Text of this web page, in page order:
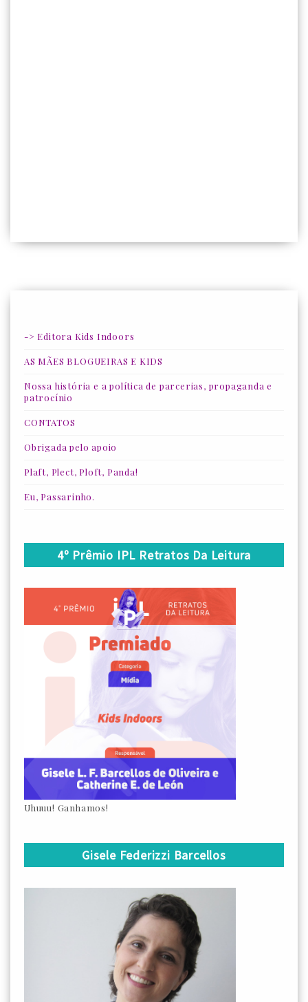
-> Editora Kids Indoors
AS MÃES BLOGUEIRAS E KIDS
Nossa história e a política de parcerias, propaganda e
patrocínio
CONTATOS
Obrigada pelo apoio
Plaft, Plect, Ploft, Panda!
Eu, Passarinho.
4º Prêmio IPL Retratos Da Leitura
Uhuuu! Ganhamos!
Gisele Federizzi Barcellos